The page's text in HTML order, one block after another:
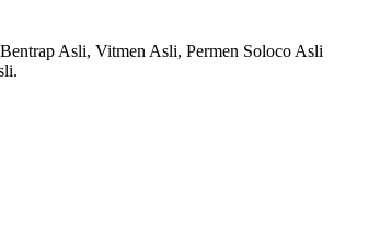
Asli, Vitmen Asli, Permen Soloco Asli